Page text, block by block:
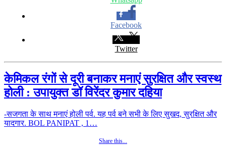
Facebook
Twitter
केमिकल रंगों से दूरी बनाकर मनाएं सुरक्षित और स्वस्थ
होली : उपायुक्त डॉ विरेंदर कुमार दहिया
-सजगता के साथ मनाएं होली पर्व. यह पर्व बने सभी के लिए सुखद, सुरक्षित और
यादगार. BOL PANIPAT , 1…
Share this...